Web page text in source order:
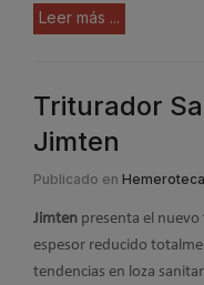
Leer más ...
Triturador
Jimten
Publicado en
Jimten presenta el nuevo
espesor reducido
tendencias en loza